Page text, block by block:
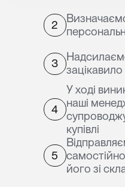
2
3 зацікавило
4
У ході
наші
купівлі
5
його зі